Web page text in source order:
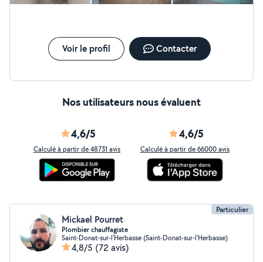
Voir le profil Contacter
Nos utilisateurs nous évaluent
4,6/5
Calculé à partir de 48731 avis
4,6/5
Calculé à partir de 66000 avis
Particulier
Mickael Pourret
Plombier chauffagiste
Saint-Donat-sur-l'Herbasse (Saint-Donat-sur-l'Herbasse)
4,8/5 (72 avis)